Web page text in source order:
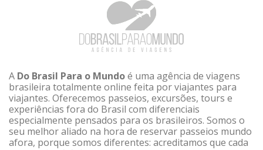
A Do Brasil Para o Mundoé uma agência de viagens
brasileira totalmente online feita por viajantes para
viajantes. Oferecemos passeios, excursões, tours e
experiências fora do Brasil com diferenciais
especialmente pensados para os brasileiros. Somos o
seu melhor aliado na hora de reservar passeios mundo
afora, porque somos diferentes: acreditamos que cada